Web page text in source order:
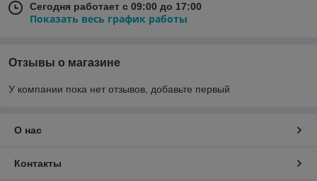
Сегодня работает с 09:00 до 17:00
Показать весь график работы
Отзывы о магазине
У компании пока нет отзывов, добавьте первый
О нас
Контакты